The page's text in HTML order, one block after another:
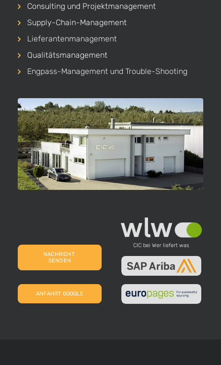
Consulting und Projekt­management
Supply-Chain-Management
Lieferanten­management
Qualitäts­management
Engpass-Management und Trouble-Shooting
NACHRICHT
SENDEN
ANFAHRT GOOGLE
CIC bei Wer liefert was